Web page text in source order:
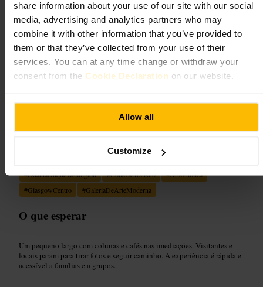
share information about your use of our site with our social
media, advertising and analytics partners who may
combine it with other information that you’ve provided to
them or that they’ve collected from your use of their
services. You can at any time change or withdraw your
consent from the Cookie Declaration on our website.
Allow all
Customize
Pontos de referência e espaços ao ar livre•
4,7
Imagem /Hidden Scotland
“Cone no chapéu, humor na rua.”
#EstátuaDuqueWellington #ConeDeTrânsito #ArtePública
#GlasgowCentro #GaleriaDeArteModerna
O que esperar
Um pequeno largo com colunas e cafés nas imediações. Visitantes e
locais param para tirar fotos e seguir caminho. A experiência é rápida e
acessível a famílias e a grupos.